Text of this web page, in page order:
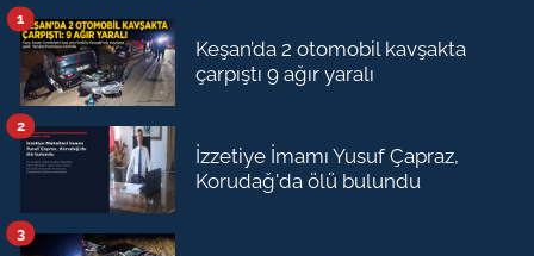
Keşan’da 2 otomobil kavşakta
çarpıştı 9 ağır yaralı
1
İzzetiye İmamı Yusuf Çapraz,
Korudağ'da ölü bulundu
2
3